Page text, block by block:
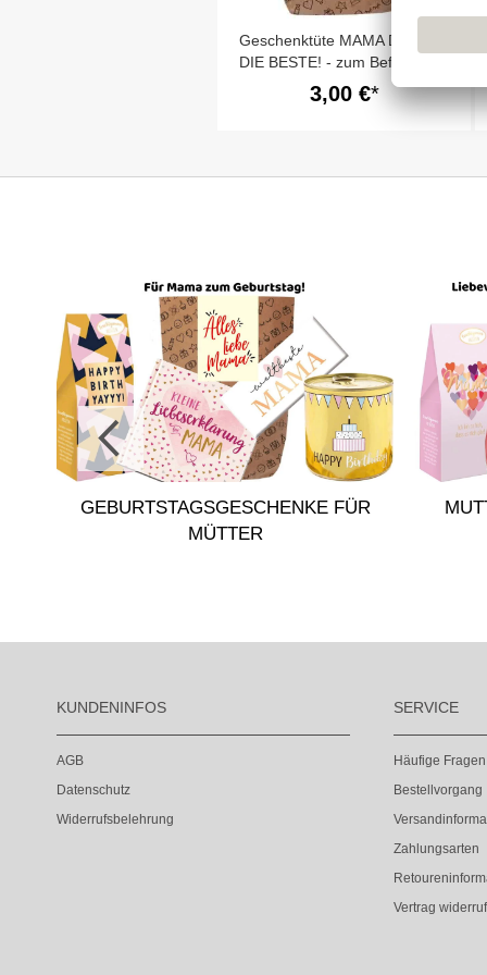
Geschenktüte MAMA DU BIST
DIE BESTE! - zum Befüllen
3,00 €
GEBURTSTAGSGESCHENKE FÜR
MÜTTER
KUNDENINFOS
AGB
Datenschutz
Widerrufsbelehrung
SERVICE
Häufige Fragen
Bestellvorgang
Zahlungsarten
Vertrag